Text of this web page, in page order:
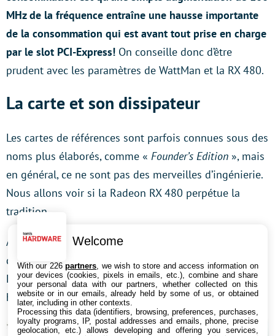
MHz de la fréquence entraîne une hausse importante
de la consommation qui est avant tout prise en charge
par le slot PCI-Express! On conseille donc d’être
prudent avec les paramètres de WattMan et la RX 480.
La carte et son dissipateur
Les cartes de références sont parfois connues sous des
noms plus élaborés, comme « Founder’s Edition », mais
en général, ce ne sont pas des merveilles d’ingénierie.
Nous allons voir si la Radeon RX 480 perpétue la
tradition.
Aux premiers abords, la nouvelle carte graphique
d’AMD ressemble beaucoup à la Radeon R9 Fury Nano.
Elle pèse 685 g, a une longueur de 24,2 cm et une
hauteur de 10,5 cm pour une épaisseur de 3,5 cm.
Welcome
With our 226partners , we wish to store and access information on
your devices (cookies, pixels in emails, etc.), combine and share
your personal data with our partners, whether collected on this
website or in our emails, already held by some of us, or obtained
later, including in other contexts.
Processing this data (identifiers, browsing, preferences, purchases,
loyalty programs, IP, postal addresses and emails, phone, precise
geolocation, etc.) allows developing and offering you services,